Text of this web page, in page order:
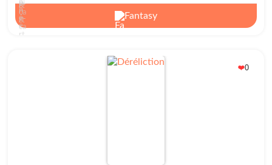
Fantasy
❤️0